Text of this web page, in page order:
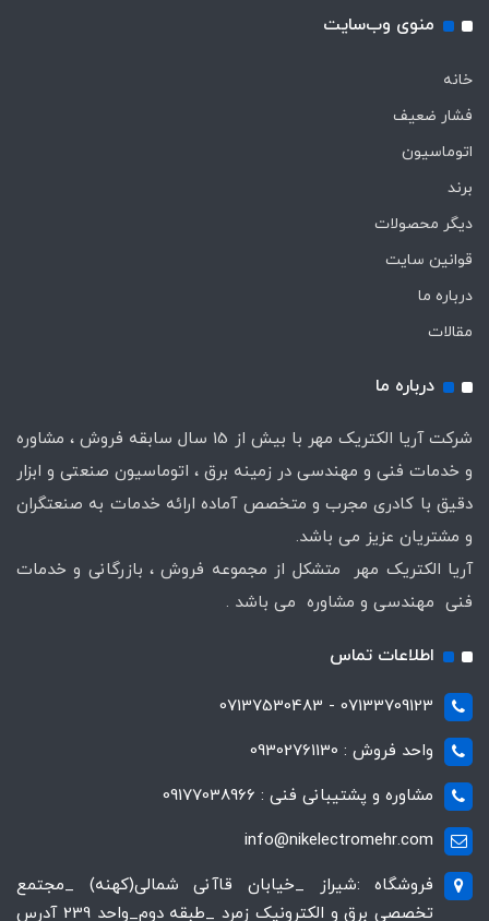
منوی وب‌سایت
خانه
فشار ضعیف
اتوماسیون
برند
دیگر محصولات
قوانین سایت
درباره ما
مقالات
درباره ما
شرکت آریا الکتریک مهر با بیش از 15 سال سابقه فروش ، مشاوره
و خدمات فنی و مهندسی در زمینه برق ، اتوماسیون صنعتی و ابزار
دقیق با کادری مجرب و متخصص آماده ارائه خدمات به صنعتگران
و مشتریان عزیز می باشد.
آریا الکتریک مهر متشکل از مجموعه فروش ، بازرگانی و خدمات
فنی مهندسی و مشاوره می باشد .
اطلاعات تماس
07133709123 - 07137530483
واحد فروش : 09302761130
مشاوره و پشتیبانی فنی : 09177038966
info@nikelectromehr.com
فروشگاه :شیراز _خیابان قاآنی شمالی(کهنه) _مجتمع
تخصصی برق و الکترونیک زمرد _طبقه دوم_واحد 239 آدرس